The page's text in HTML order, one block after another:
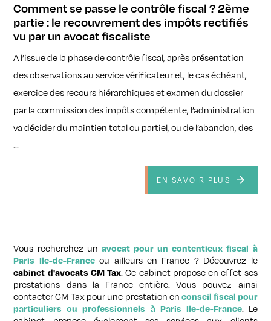
Comment se passe le contrôle fiscal ? 2ème
partie : le recouvrement des impôts rectifiés
vu par un avocat fiscaliste
A l’issue de la phase de contrôle fiscal, après présentation
des observations au service vérificateur et, le cas échéant,
exercice des recours hiérarchiques et examen du dossier
par la commission des impôts compétente, l’administration
va décider du maintien total ou partiel, ou de l’abandon, des
...
EN SAVOIR PLUS
Vous recherchez un avocat pour un contentieux fiscal à
Paris Ile-de-Franceou ailleurs en France ? Découvrez le
cabinet d'avocats CM Tax. Ce cabinet propose en effet ses
prestations dans la France entière. Vous pouvez ainsi
contacter CM Tax pour une prestation en conseil fiscal pour
particuliers ou professionnels à Paris Ile-de-France. Le